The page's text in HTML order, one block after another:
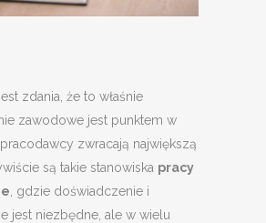
zdania, że to właśnie
zawodowe jest punktem w
zwracają największą
są takie stanowiska pracy
, gdzie doświadczenie i
jest niezbędne, ale w wielu